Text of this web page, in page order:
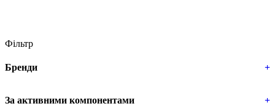
Фільтр
Бренди +
За активними компонентами +